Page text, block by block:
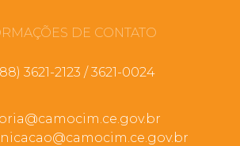
DE CONTATO
3621-2123 / 3621-0024